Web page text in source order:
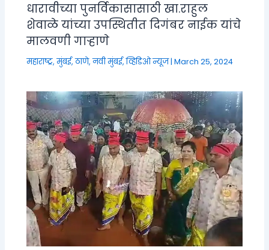
धारावीच्या पुनर्विकासासाठी खा.राहुल
शेवाळे यांच्या उपस्थितीत दिगंबर नाईक यांचे
मालवणी गाऱ्हाणे
महाराष्ट्र,मुंबई, ठाणे, नवी मुंबई,व्हिडिओ न्यूज|March 25, 2024